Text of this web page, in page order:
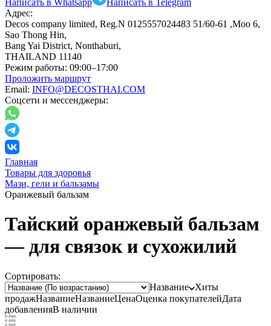
Написать в Whatsapp
Написать в Telegram
Адрес:
Decos company limited, Reg.N 0125557024483 51/60-61 ,Moo 6,
Sao Thong Hin,
Bang Yai District, Nonthaburi,
THAILAND 11140
Режим работы: 09:00–17:00
Проложить маршрут
Email: INFO@DECOSTHAI.COM
Соцсети и мессенджеры:
Главная
Товары для здоровья
Мази, гели и бальзамы
Оранжевый бальзам
Тайский оранжевый бальзам
— для связок и сухожилий
Сортировать:
Название
Хиты
продажНазваниеНазваниеЦенаОценка покупателейДата
добавленияВ наличии